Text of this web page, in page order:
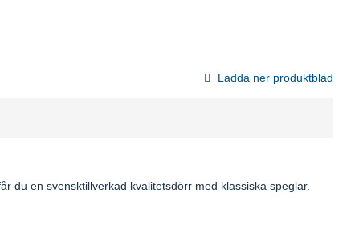
Ladda ner produktblad
du en svensktillverkad kvalitetsdörr med klassiska speglar.